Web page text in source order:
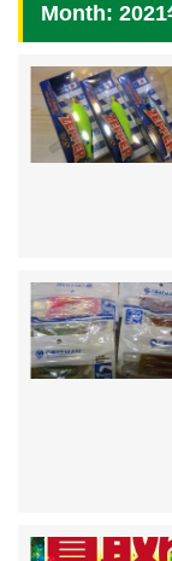
Month: 2021